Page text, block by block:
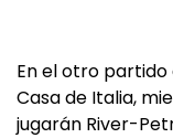
En el otro partido
Casa de Italia,
jugarán River-